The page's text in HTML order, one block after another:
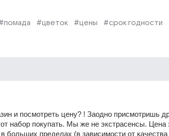
#цветок #цены #срок годности
и посмотреть цену? ! Заодно присмотришь
набор покупать. Мы же не экстрасенсы. Цена
больших пределах (в зависимости от качества